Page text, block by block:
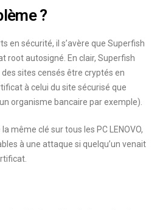
?
en sécurité, il s’avère que Superfish
root autosigné. En clair, Superfish
sites censés être cryptés en
à celui du site sécurisé que
organisme bancaire par exemple).
même clé sur tous les PC LENOVO,
à une attaque si quelqu’un venait